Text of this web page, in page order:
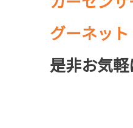
グーネット
是非お気